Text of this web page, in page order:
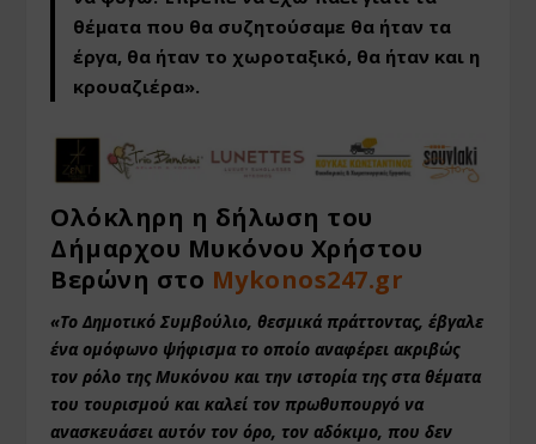
θέματα που θα συζητούσαμε θα ήταν τα
έργα, θα ήταν το χωροταξικό, θα ήταν και η
κρουαζιέρα».
Ολόκληρη η δήλωση του
Δήμαρχου Μυκόνου Χρήστου
Βερώνη στο Mykonos247.gr
«Το Δημοτικό Συμβούλιο, θεσμικά πράττοντας, έβγαλε
ένα ομόφωνο ψήφισμα το οποίο αναφέρει ακριβώς
τον ρόλο της Μυκόνου και την ιστορία της στα θέματα
του τουρισμού και καλεί τον πρωθυπουργό να
ανασκευάσει αυτόν τον όρο, τον αδόκιμο, που δεν